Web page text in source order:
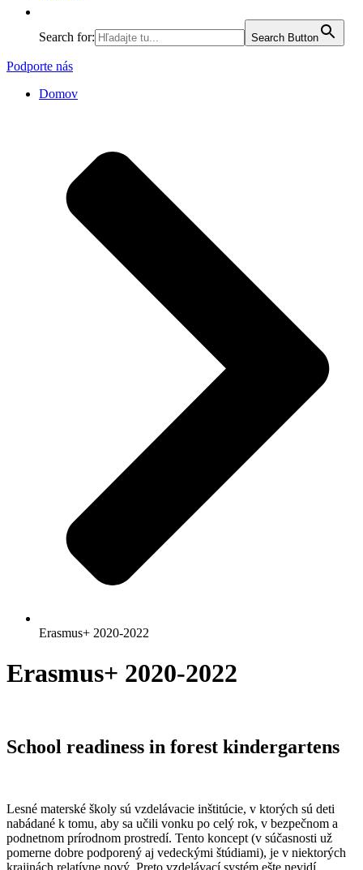
Search for: Search Button
Podporte nás
Domov
Erasmus+ 2020-2022
Erasmus+ 2020-2022
School readiness in forest kindergartens
Lesné materské školy sú vzdelávacie inštitúcie, v ktorých sú deti
nabádané k tomu, aby sa učili vonku po celý rok, v bezpečnom a
podnetnom prírodnom prostredí. Tento koncept (v súčasnosti už
pomerne dobre podporený aj vedeckými štúdiami), je v niektorých
krajinách relatívne nový. Preto vzdelávací systém ešte nevidí